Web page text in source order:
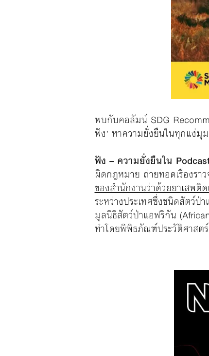
พบกับคอลัมน์ SDG
ฟัง’ หาความยั่งยืนในทุกแง่มุม
ฟัง – ความยั่งยืนใน
ผิดกฎหมาย ถ่ายทอดเรื่องรา
ของสำนักงานว่าด้วยยาเสพติ
ระหว่างประเทศซึ่งชนิดสัตว์
มูลนิธิสัตว์ป่าแอฟริกัน
ทำโดยพิพิธภัณฑ์ประวัติศาสต